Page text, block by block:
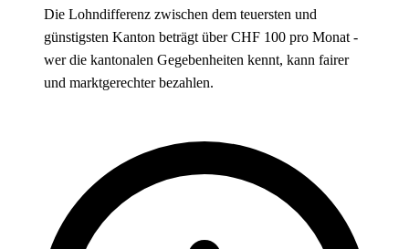
Die Lohndifferenz zwischen dem teuersten und
günstigsten Kanton beträgt über CHF 100 pro Monat -
wer die kantonalen Gegebenheiten kennt, kann fairer
und marktgerechter bezahlen.